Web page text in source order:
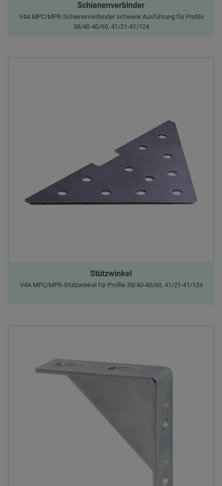
Schienenverbinder
V4A MPC/MPR-Schienenverbinder schwere Ausführung für Profile
38/40-40/60, 41/21-41/124
Stützwinkel
V4A MPC/MPR-Stützwinkel für Profile 38/40-40/60, 41/21-41/124